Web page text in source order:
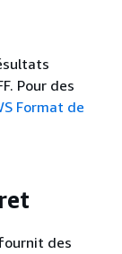
Pour des
Format de
des